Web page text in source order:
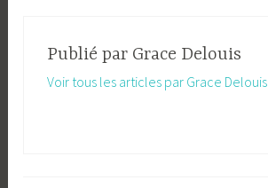
Publié par Grace Delouis
Voir tous les articles par Grace Delouis